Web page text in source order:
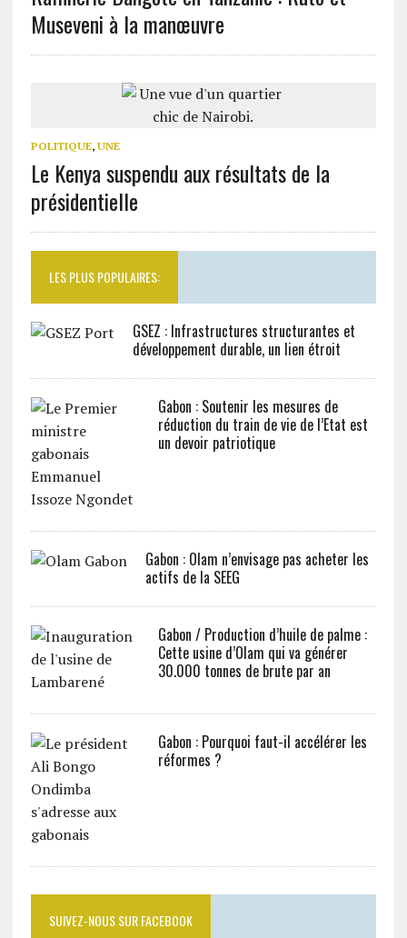
Museveni à la manœuvre
POLITIQUE, UNE
Le Kenya suspendu aux résultats de la
présidentielle
LES PLUS POPULAIRES:
GSEZ : Infrastructures structurantes et
développement durable, un lien étroit
Gabon : Soutenir les mesures de
réduction du train de vie de l’Etat est
un devoir patriotique
Gabon : Olam n’envisage pas acheter les
actifs de la SEEG
Gabon / Production d’huile de palme :
Cette usine d’Olam qui va générer
30.000 tonnes de brute par an
Gabon : Pourquoi faut-il accélérer les
réformes ?
SUIVEZ-NOUS SUR FACEBOOK